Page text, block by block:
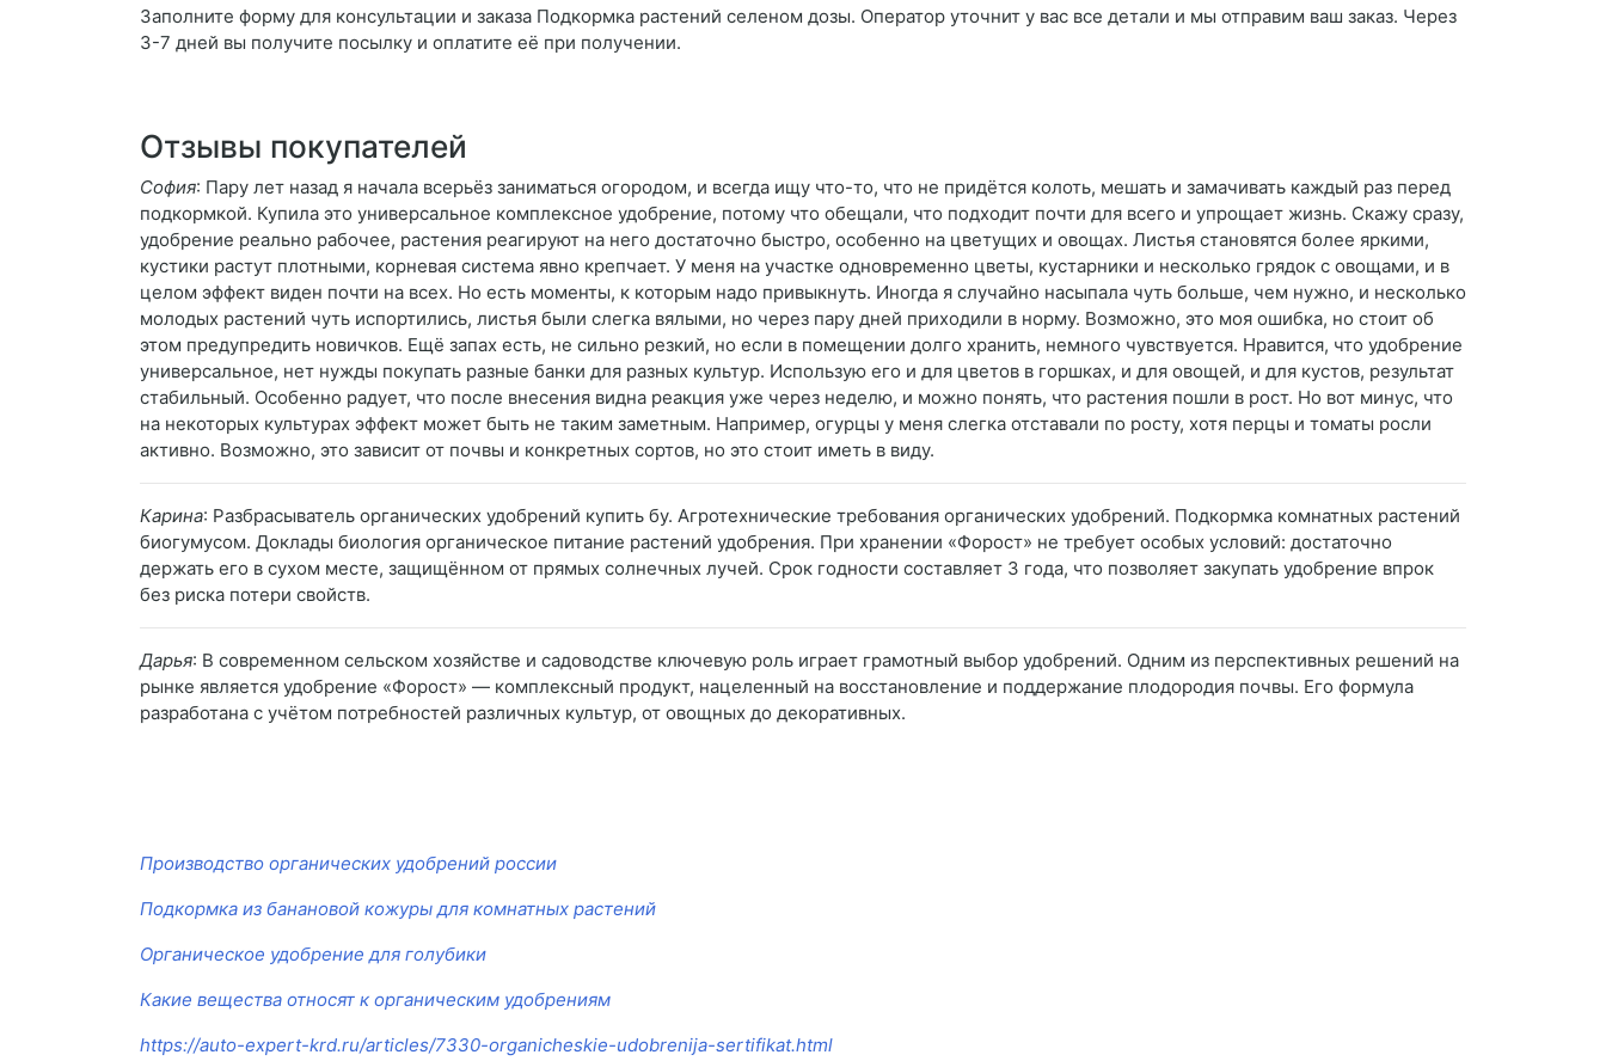
Заполните форму для консультации и заказа Подкормка растений селеном дозы. Оператор уточнит у вас все детали и мы отправим ваш заказ. Через
3-7 дней вы получите посылку и оплатите её при получении.
Отзывы покупателей
София: Пару лет назад я начала всерьёз заниматься огородом, и всегда ищу что-то, что не придётся колоть, мешать и замачивать каждый раз перед
подкормкой. Купила это универсальное комплексное удобрение, потому что обещали, что подходит почти для всего и упрощает жизнь. Скажу сразу,
удобрение реально рабочее, растения реагируют на него достаточно быстро, особенно на цветущих и овощах. Листья становятся более яркими,
кустики растут плотными, корневая система явно крепчает. У меня на участке одновременно цветы, кустарники и несколько грядок с овощами, и в
целом эффект виден почти на всех. Но есть моменты, к которым надо привыкнуть. Иногда я случайно насыпала чуть больше, чем нужно, и несколько
молодых растений чуть испортились, листья были слегка вялыми, но через пару дней приходили в норму. Возможно, это моя ошибка, но стоит об
этом предупредить новичков. Ещё запах есть, не сильно резкий, но если в помещении долго хранить, немного чувствуется. Нравится, что удобрение
универсальное, нет нужды покупать разные банки для разных культур. Использую его и для цветов в горшках, и для овощей, и для кустов, результат
стабильный. Особенно радует, что после внесения видна реакция уже через неделю, и можно понять, что растения пошли в рост. Но вот минус, что
на некоторых культурах эффект может быть не таким заметным. Например, огурцы у меня слегка отставали по росту, хотя перцы и томаты росли
активно. Возможно, это зависит от почвы и конкретных сортов, но это стоит иметь в виду.
Карина: Разбрасыватель органических удобрений купить бу. Агротехнические требования органических удобрений. Подкормка комнатных растений
биогумусом. Доклады биология органическое питание растений удобрения. При хранении «Форост» не требует особых условий: достаточно
держать его в сухом месте, защищённом от прямых солнечных лучей. Срок годности составляет 3 года, что позволяет закупать удобрение впрок
без риска потери свойств.
Дарья: В современном сельском хозяйстве и садоводстве ключевую роль играет грамотный выбор удобрений. Одним из перспективных решений на
рынке является удобрение «Форост» — комплексный продукт, нацеленный на восстановление и поддержание плодородия почвы. Его формула
разработана с учётом потребностей различных культур, от овощных до декоративных.
Производство органических удобрений россии
Подкормка из банановой кожуры для комнатных растений
Органическое удобрение для голубики
Какие вещества относят к органическим удобрениям
https://auto-expert-krd.ru/articles/7330-organicheskie-udobrenija-sertifikat.html